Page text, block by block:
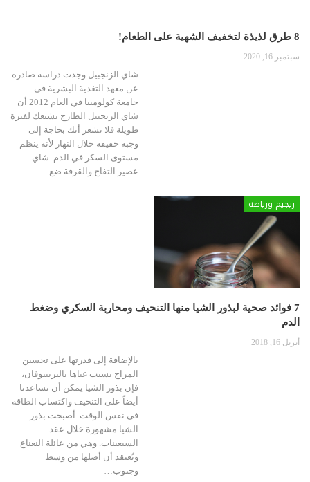
8 طرق لذيذة لتخفيف الشهية على الطعام!
سبتمبر 16, 2020
شاي الزنجبيل وجدت دراسة صادرة
عن معهد التغذية البشرية في
جامعة كولومبيا في العام 2012 أن
شاي الزنجبيل الطازج يشبعك لفترة
طويلة فلا تشعر أنك بحاجة إلى
وجبة خفيفة خلال النهار لأنه ينظم
مستوى السكر في الدم. شاي
عصير التفاح والقرفة ضع
ريجيم ورياضة
7 فوائد صحية لبذور الشيا منها التنحيف ومحاربة السكري وضغط
الدم
أبريل 16, 2018
بالإضافة إلى قدرتها على تحسين
المزاج بسبب غناها بالتريبتوفان،
فإن بذور الشيا يمكن أن تساعدنا
أيضاً على التنحيف واكتساب الطاقة
في نفس الوقت. أصبحت بذور
الشيا مشهورة خلال عقد
السبعينات. وهي من عائلة النعناع
ويُعتقد أن أصلها من وسط
وجنوب…